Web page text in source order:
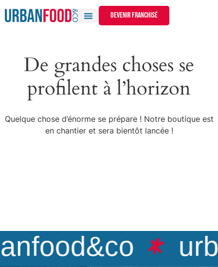
devenir franchisé
De grandes choses se
profilent à l’horizon
Quelque chose d’énorme se prépare ! Notre boutique est
en chantier et sera bientôt lancée !